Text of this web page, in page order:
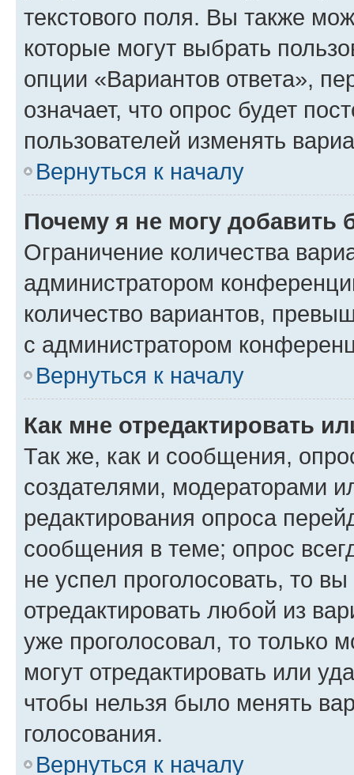
текстового поля. Вы также
которые могут выбрать
опции «Вариантов ответа»,
означает, что опрос будет
пользователей изменять
Вернуться к началу
Почему я не могу добавить
Ограничение количества
администратором
количество вариантов,
с администратором
Вернуться к началу
Как мне отредактировать
Так же, как и сообщения,
создателями, модераторами
редактирования опроса
сообщения в теме; опрос
не успел проголосовать, то
отредактировать любой из
уже проголосовал, то только
могут отредактировать или
чтобы нельзя было менять
голосования.
Вернуться к началу